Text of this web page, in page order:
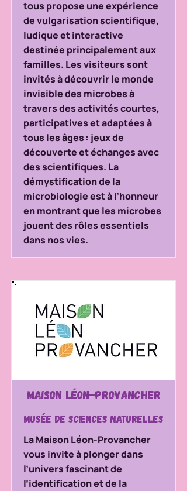
tous propose une expérience
de vulgarisation scientifique,
ludique et interactive
destinée principalement aux
familles. Les visiteurs sont
invités à découvrir le monde
invisible des microbes à
travers des activités courtes,
participatives et adaptées à
tous les âges : jeux de
découverte et échanges avec
des scientifiques. La
démystification de la
microbiologie est à l’honneur
en montrant que les microbes
jouent des rôles essentiels
dans nos vies.
Maison Léon-Provancher
Musée de sciences naturelles
La Maison Léon-Provancher
vous invite à plonger dans
l’univers fascinant de
l’identification et de la